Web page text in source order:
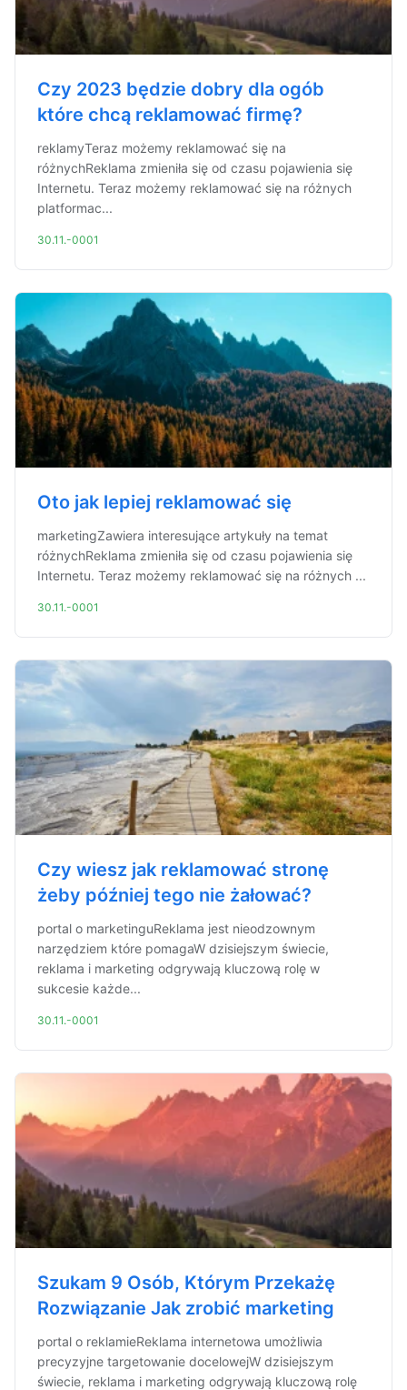
Czy 2023 będzie dobry dla ogób
które chcą reklamować firmę?
reklamyTeraz możemy reklamować się na
różnychReklama zmieniła się od czasu pojawienia się
Internetu. Teraz możemy reklamować się na różnych
platformac...
30.11.-0001
Oto jak lepiej reklamować się
marketingZawiera interesujące artykuły na temat
różnychReklama zmieniła się od czasu pojawienia się
Internetu. Teraz możemy reklamować się na różnych ...
30.11.-0001
Czy wiesz jak reklamować stronę
żeby później tego nie żałować?
portal o marketinguReklama jest nieodzownym
narzędziem które pomagaW dzisiejszym świecie,
reklama i marketing odgrywają kluczową rolę w
sukcesie każde...
30.11.-0001
Szukam 9 Osób, Którym Przekażę
Rozwiązanie Jak zrobić marketing
portal o reklamieReklama internetowa umożliwia
precyzyjne targetowanie docelowejW dzisiejszym
świecie, reklama i marketing odgrywają kluczową rolę